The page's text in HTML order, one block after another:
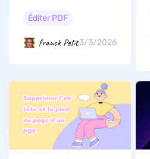
meilleure
Éditer PDF
franck Petit3/3/2026